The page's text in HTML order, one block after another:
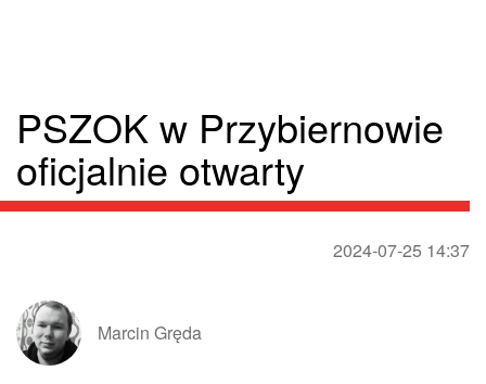
PSZOK w Przybiernowie
oficjalnie otwarty
2024-07-25 14:37
Marcin Gręda